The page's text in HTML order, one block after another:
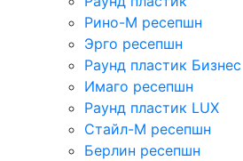
Рино-М ресепшн
Эрго ресепшн
Раунд пластик Бизнес
Имаго ресепшн
Раунд пластик LUX
Стайл-М ресепшн
Берлин ресепшн